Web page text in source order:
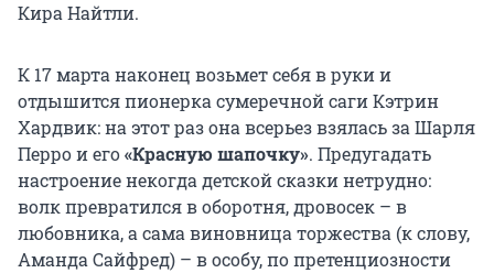
Кира Найтли.
К 17 марта наконец возьмет себя в руки и
отдышится пионерка сумеречной саги Кэтрин
Хардвик: на этот раз она всерьез взялась за Шарля
Перро и его«Красную шапочку». Предугадать
настроение некогда детской сказки нетрудно:
волк превратился в оборотня, дровосек – в
любовника, а сама виновница торжества (к слову,
Аманда Сайфред) – в особу, по претенциозности